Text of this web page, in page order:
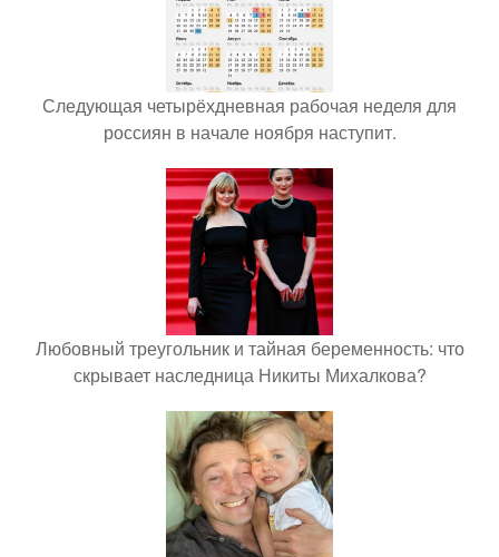
Следующая четырёхдневная рабочая неделя для
россиян в начале ноября наступит.
Любовный треугольник и тайная беременность: что
скрывает наследница Никиты Михалкова?